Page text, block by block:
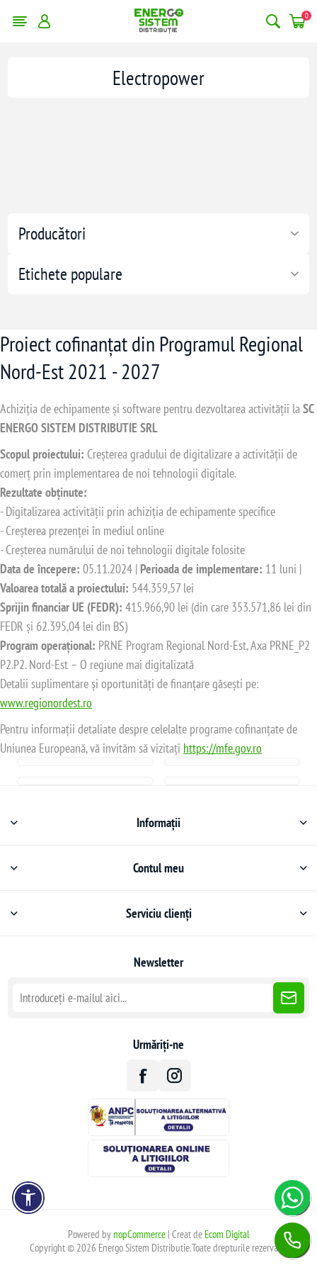
0
Producători
Etichete populare
Electropower
Proiect cofinanțat din Programul Regional
Nord-Est 2021 - 2027
Achiziția de echipamente și software pentru dezvoltarea activității laSC
ENERGO SISTEM DISTRIBUTIE SRL
Scopul proiectului: Creșterea gradului de digitalizare a activității de
comerț prin implementarea de noi tehnologii digitale.
Rezultate obținute:
- Digitalizarea activității prin achiziția de echipamente specifice
- Creșterea prezenței în mediul online
- Creșterea numărului de noi tehnologii digitale folosite
Data de începere: 05.11.2024 | Perioada de implementare: 11 luni |
Valoarea totală a proiectului: 544.359,57 lei
Sprijin financiar UE (FEDR): 415.966,90 lei (din care 353.571,86 lei din
FEDR și 62.395,04 lei din BS)
Program operațional: PRNE Program Regional Nord-Est, Axa PRNE_P2
P2.P2. Nord-Est – O regiune mai digitalizată
Detalii suplimentare și oportunități de finanțare găsești pe:
www.regionordest.ro
Pentru informații detaliate despre celelalte programe cofinanțate de
Uniunea Europeană, vă invităm să vizitați https://mfe.gov.ro
Informații
Contul meu
Serviciu clienți
Newsletter
Urmăriți-ne
Powered bynopCommerce| Creat de Ecom Digital
Copyright © 2026 Energo Sistem Distributie.Toate drepturile rezervate.